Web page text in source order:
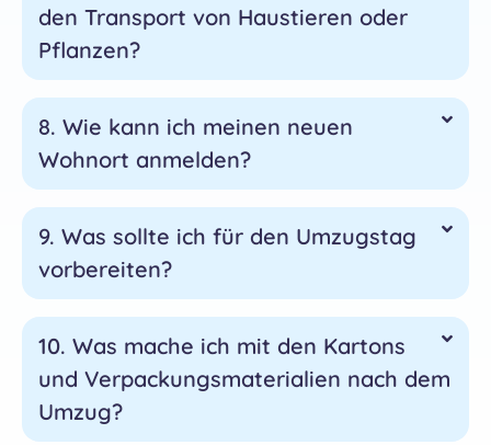
den Transport von Haustieren oder
Pflanzen?
8. Wie kann ich meinen neuen
Wohnort anmelden?
9. Was sollte ich für den Umzugstag
vorbereiten?
10. Was mache ich mit den Kartons
und Verpackungsmaterialien nach dem
Umzug?